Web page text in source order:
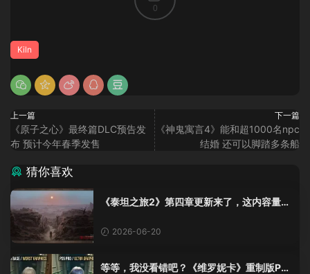
0
Kiln
上一篇
《原子之心》最终篇DLC预告发
布 预计今年春季发售
下一篇
《神鬼寓言4》能和超1000名npc
结婚 还可以脚踏多条船
猜你喜欢
《泰坦之旅2》第四章更新来了，这内容量感
2026-06-20
等等，我没看错吧？《维罗妮卡》重制版PS